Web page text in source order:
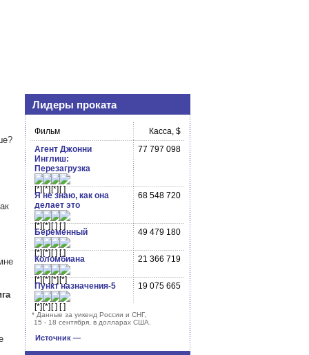
Лидеры проката
Фильм
Касса, $
Агент Джонни
Инглиш:
Перезагрузка
77 797 098
Я не знаю, как она
делает это
68 548 720
Беременный 49 479 180
Коломбиана 21 366 719
Пункт назначения-5 19 075 665
*Данные за уикенд России и СНГ,
15 - 18 сентября, в долларах США.
Источник —